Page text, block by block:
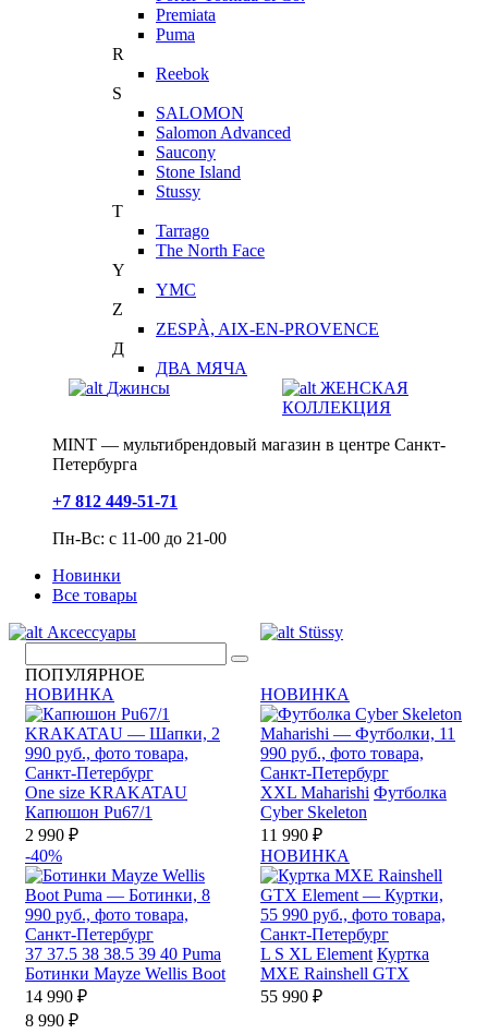
Premiata
Puma
R
Reebok
S
SALOMON
Salomon Advanced
Saucony
Stone Island
Stussy
T
Tarrago
The North Face
Y
YMC
Z
ZESPÀ, AIX-EN-PROVENCE
Д
ДВА МЯЧА
Джинсы
ЖЕНСКАЯ
КОЛЛЕКЦИЯ
MINT — мультибрендовый магазин в центре Санкт-
Петербурга
+7 812 449-51-71
Пн-Вс: с 11-00 до 21-00
Новинки
Все товары
Аксессуары
Stüssy
ПОПУЛЯРНОЕ
НОВИНКА
One size KRAKATAU
Капюшон Pu67/1
2 990 ₽
НОВИНКА
XXL Maharishi Футболка
Cyber Skeleton
11 990 ₽
-40%
37 37.5 38 38.5 39 40 Puma
Ботинки Mayze Wellis Boot
14 990 ₽
8 990 ₽
НОВИНКА
L S XL Element Куртка
MXE Rainshell GTX
55 990 ₽